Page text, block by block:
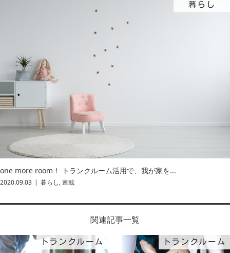
暮らし
one more room！ トランクルーム活用で、我が家を...
2020.09.03 暮らし,連載
関連記事一覧
トランクルーム トランクルーム